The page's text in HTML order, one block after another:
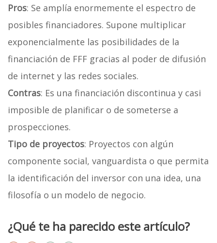
Pros: Se amplía enormemente el espectro de
posibles financiadores. Supone multiplicar
exponencialmente las posibilidades de la
financiación de FFF gracias al poder de difusión
de internet y las redes sociales.
Contras: Es una financiación discontinua y casi
imposible de planificar o de someterse a
prospecciones.
Tipo de proyectos: Proyectos con algún
componente social, vanguardista o que permita
la identificación del inversor con una idea, una
filosofía o un modelo de negocio.
¿Qué te ha parecido este artículo?